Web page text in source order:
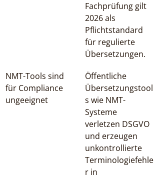
Fachprüfung gilt
2026 als
Pflichtstandard
für regulierte
Übersetzungen.
NMT-Tools sind
für Compliance
ungeeignet
Öffentliche
Übersetzungstool
s wie NMT-
Systeme
verletzen DSGVO
und erzeugen
unkontrollierte
Terminologiefehle
r in